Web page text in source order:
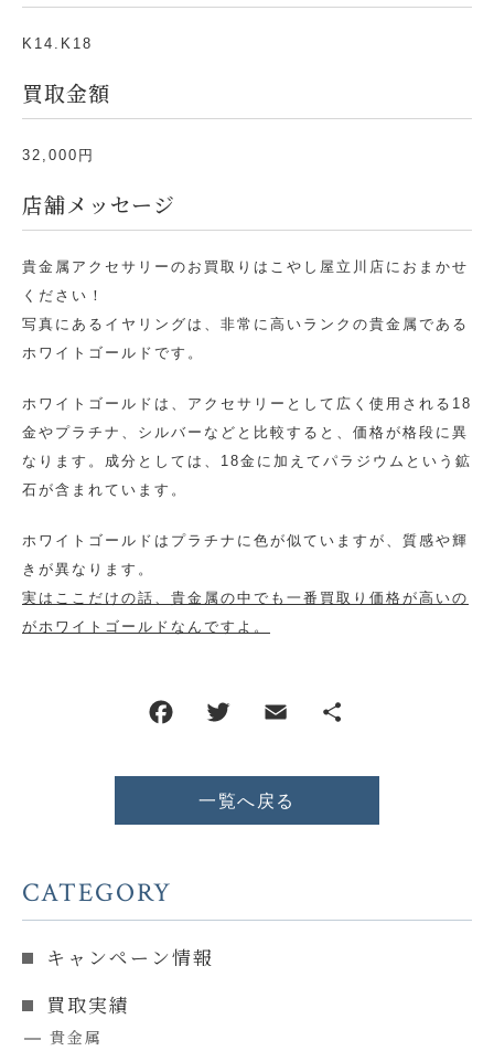
K14.K18
買取金額
32,000円
店舗メッセージ
貴金属アクセサリーのお買取りはこやし屋立川店におまかせ
ください！
写真にあるイヤリングは、非常に高いランクの貴金属である
ホワイトゴールドです。
ホワイトゴールドは、アクセサリーとして広く使用される18
金やプラチナ、シルバーなどと比較すると、価格が格段に異
なります。成分としては、18金に加えてパラジウムという鉱
石が含まれています。
ホワイトゴールドはプラチナに色が似ていますが、質感や輝
きが異なります。
実はここだけの話、貴金属の中でも一番買取り価格が高いの
がホワイトゴールドなんですよ。
一覧へ戻る
CATEGORY
キャンペーン情報
買取実績
貴金属